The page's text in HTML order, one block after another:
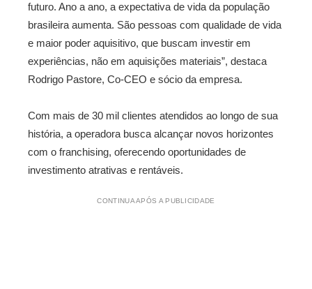
futuro. Ano a ano, a expectativa de vida da população
brasileira aumenta. São pessoas com qualidade de vida
e maior poder aquisitivo, que buscam investir em
experiências, não em aquisições materiais”, destaca
Rodrigo Pastore, Co-CEO e sócio da empresa.
Com mais de 30 mil clientes atendidos ao longo de sua
história, a operadora busca alcançar novos horizontes
com o franchising, oferecendo oportunidades de
investimento atrativas e rentáveis.
CONTINUA APÓS A PUBLICIDADE